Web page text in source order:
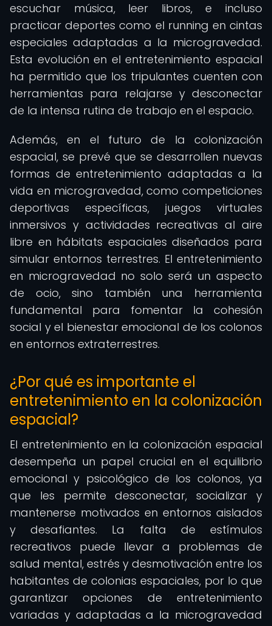
escuchar música, leer libros, e incluso
practicar deportes como el running en cintas
especiales adaptadas a la microgravedad.
Esta evolución en el entretenimiento espacial
ha permitido que los tripulantes cuenten con
herramientas para relajarse y desconectar
de la intensa rutina de trabajo en el espacio.
Además, en el futuro de la colonización
espacial, se prevé que se desarrollen nuevas
formas de entretenimiento adaptadas a la
vida en microgravedad, como competiciones
deportivas específicas, juegos virtuales
inmersivos y actividades recreativas al aire
libre en hábitats espaciales diseñados para
simular entornos terrestres. El entretenimiento
en microgravedad no solo será un aspecto
de ocio, sino también una herramienta
fundamental para fomentar la cohesión
social y el bienestar emocional de los colonos
en entornos extraterrestres.
¿Por qué es importante el
entretenimiento en la colonización
espacial?
El entretenimiento en la colonización espacial
desempeña un papel crucial en el equilibrio
emocional y psicológico de los colonos, ya
que les permite desconectar, socializar y
mantenerse motivados en entornos aislados
y desafiantes. La falta de estímulos
recreativos puede llevar a problemas de
salud mental, estrés y desmotivación entre los
habitantes de colonias espaciales, por lo que
garantizar opciones de entretenimiento
variadas y adaptadas a la microgravedad